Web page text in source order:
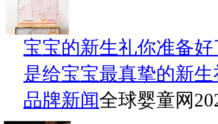
宝宝的新生礼你准备
是给宝宝最真挚的新生
品牌新闻全球婴童网